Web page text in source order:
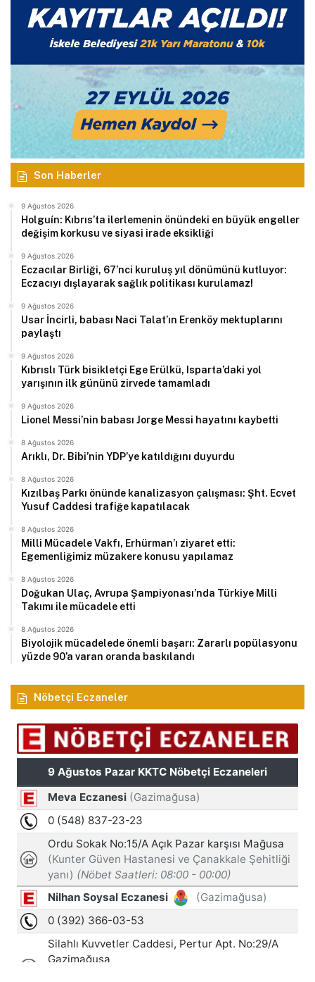
Son Haberler
9 Ağustos 2026
Holguín: Kıbrıs’ta ilerlemenin önündeki en büyük engeller
değişim korkusu ve siyasi irade eksikliği
9 Ağustos 2026
Eczacılar Birliği, 67’nci kuruluş yıl dönümünü kutluyor:
Eczacıyı dışlayarak sağlık politikası kurulamaz!
9 Ağustos 2026
Usar İncirli, babası Naci Talat’ın Erenköy mektuplarını
paylaştı
9 Ağustos 2026
Kıbrıslı Türk bisikletçi Ege Erülkü, Isparta’daki yol
yarışının ilk gününü zirvede tamamladı
9 Ağustos 2026
Lionel Messi’nin babası Jorge Messi hayatını kaybetti
8 Ağustos 2026
Arıklı, Dr. Bibi’nin YDP’ye katıldığını duyurdu
8 Ağustos 2026
Kızılbaş Parkı önünde kanalizasyon çalışması: Şht. Ecvet
Yusuf Caddesi trafiğe kapatılacak
8 Ağustos 2026
Milli Mücadele Vakfı, Erhürman’ı ziyaret etti:
Egemenliğimiz müzakere konusu yapılamaz
8 Ağustos 2026
Doğukan Ulaç, Avrupa Şampiyonası’nda Türkiye Milli
Takımı ile mücadele etti
8 Ağustos 2026
Biyolojik mücadelede önemli başarı: Zararlı popülasyonu
yüzde 90’a varan oranda baskılandı
Nöbetçi Eczaneler